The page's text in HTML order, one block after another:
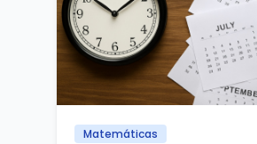
Matemáticas